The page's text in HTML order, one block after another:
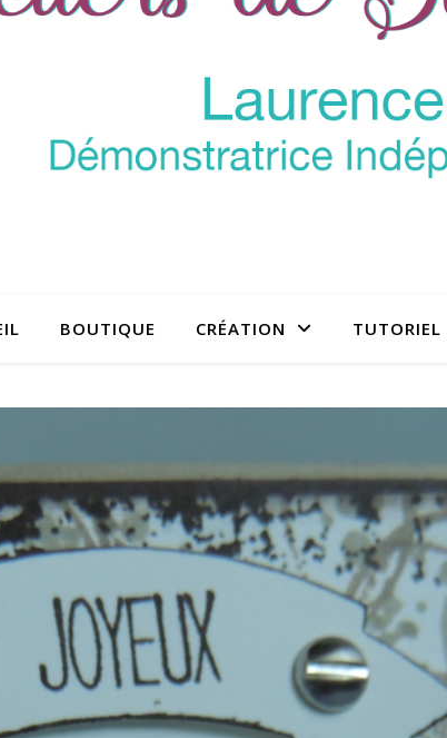
BOUTIQUE CRÉATION TUTORIEL